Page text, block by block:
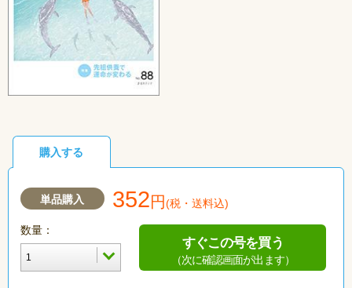
購入する
単品購入 352円(税・送料込)
数量：
すぐこの号を買う
（次に確認画面が出ます）